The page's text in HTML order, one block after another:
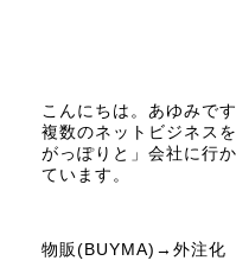
こんにちは。あゆみです
複数のネットビジネス
がっぽりと」会社に行
ています。
物販(BUYMA)→外注化